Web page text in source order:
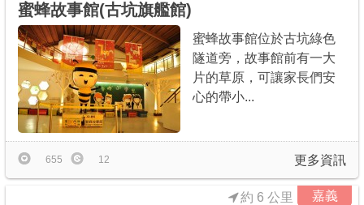
蜜蜂故事館(古坑旗艦館)
蜜蜂故事館位於古坑綠色
隧道旁，故事館前有一大
片的草原，可讓家長們安
心的帶小...
更多資訊
655 12
嘉義
約 6 公里